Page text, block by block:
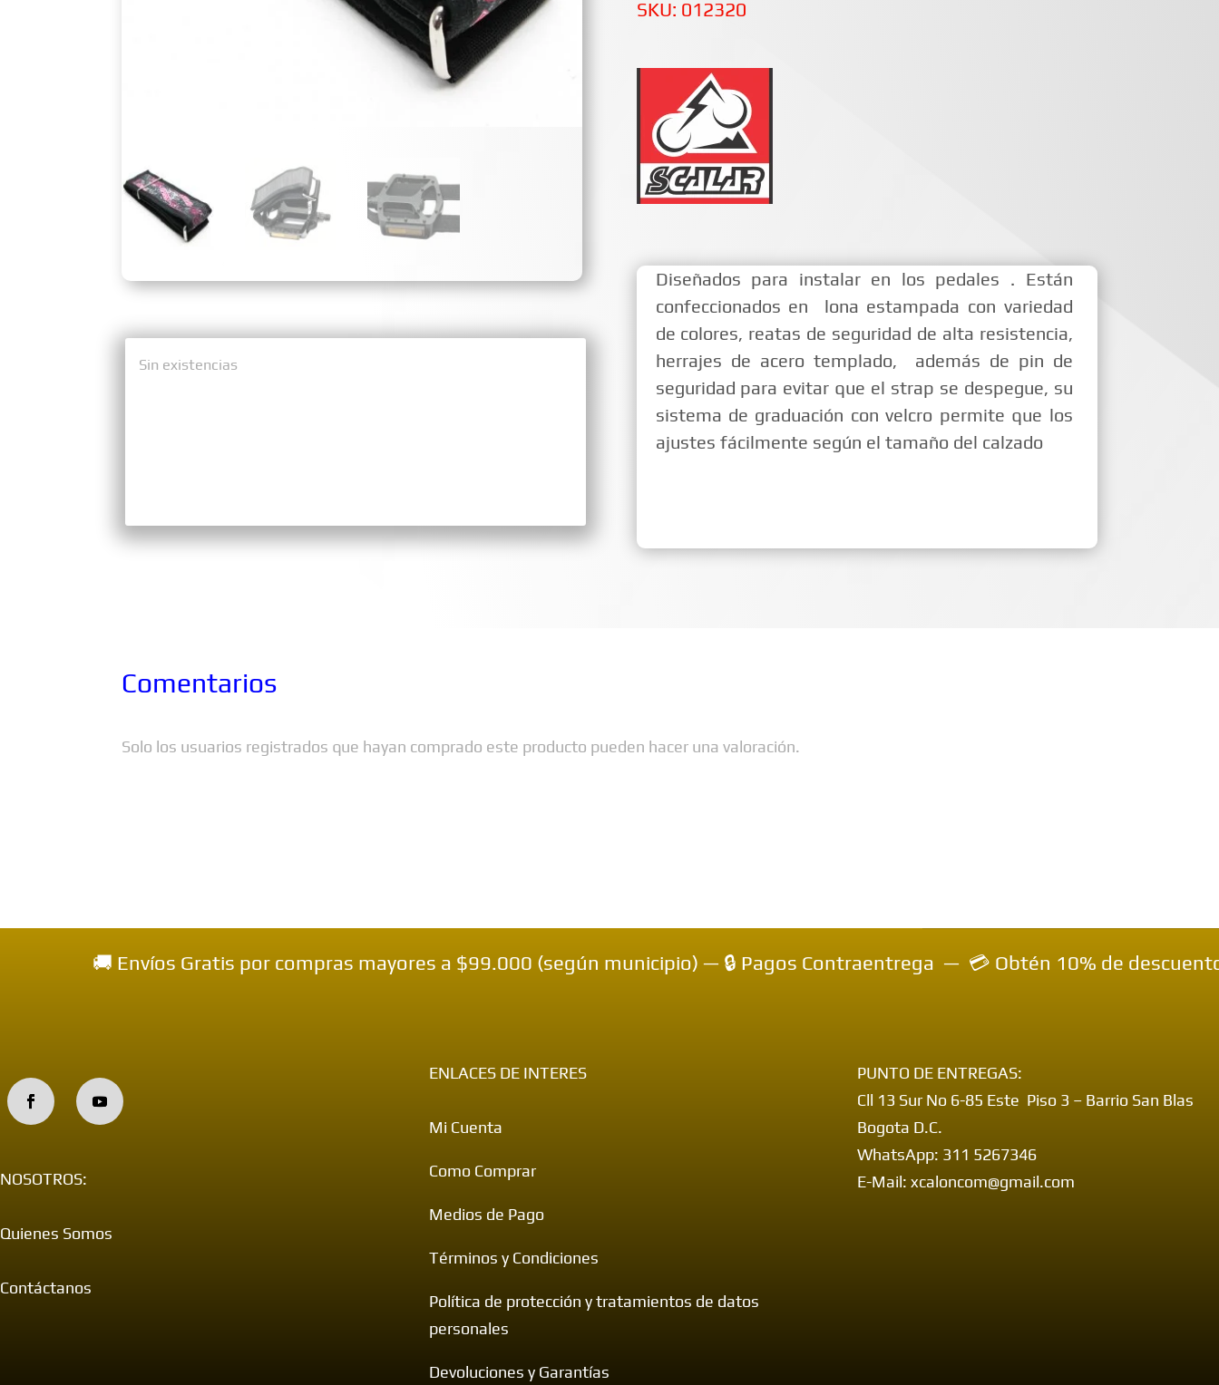
Sin existencias
SKU: 012320
Diseñados para instalar en los pedales . Están
confeccionados en lona estampada con variedad
de colores, reatas de seguridad de alta resistencia,
herrajes de acero templado, además de pin de
seguridad para evitar que el strap se despegue, su
sistema de graduación con velcro permite que los
ajustes fácilmente según el tamaño del calzado
Comentarios
Solo los usuarios registrados que hayan comprado este producto pueden hacer una valoración.
Envíos Gratis por compras mayores a $99.000 (según municipio) — 🔒 Pagos Contraentrega — 💳 Obtén 10% de descuento
NOSOTROS:
Quienes Somos
Contáctanos
ENLACES DE INTERES
Mi Cuenta
Como Comprar
Medios de Pago
Términos y Condiciones
Política de protección y tratamientos de datos
personales
Devoluciones y Garantías
PUNTO DE ENTREGAS:
Cll 13 Sur No 6-85 Este Piso 3 – Barrio San Blas
Bogota D.C.
WhatsApp: 311 5267346
E-Mail: xcaloncom@gmail.com